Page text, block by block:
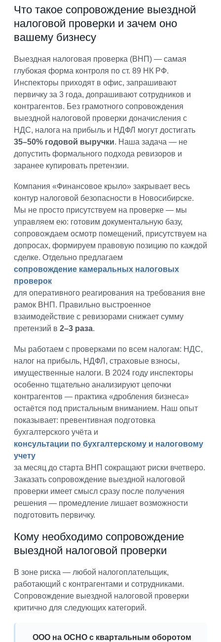
Что такое сопровождение выездной
налоговой проверки и зачем оно
вашему бизнесу
Выездная налоговая проверка (ВНП) — самая
глубокая форма контроля по ст. 89 НК РФ.
Инспекторы приходят в офис, запрашивают
первичку за 3 года, допрашивают сотрудников и
контрагентов. Без грамотного сопровождения
выездной налоговой проверки доначисления с
НДС, налога на прибыль и НДФЛ могут достигать
35–50% годовой выручки. Наша задача — не
допустить формального подхода ревизоров и
заранее купировать претензии.
Компания «Финансовое крыло» закрывает весь
контур налоговой безопасности в Новосибирске.
Мы не просто присутствуем на проверке — мы
управляем ею: готовим документальную базу,
сопровождаем осмотр помещений, присутствуем на
допросах, формируем правовую позицию по каждой
сделке. Отдельно предлагаем
сопровождение камеральных налоговых
проверок
для оперативного реагирования на требования вне
рамок ВНП. Правильно выстроенное
взаимодействие с ревизорами снижает сумму
претензий в 2–3 раза.
Мы работаем с проверками по всем налогам: НДС,
налог на прибыль, НДФЛ, страховые взносы,
имущественные налоги. В 2024 году инспекторы
особенно тщательно анализируют цепочки
контрагентов — практика «дробления бизнеса»
остаётся под пристальным вниманием. Наш опыт
показывает: превентивная подготовка
бухгалтерского учёта и
консультации по бухгалтерскому и налоговому
учету
за месяц до старта ВНП сокращают риски вчетверо.
Заказать сопровождение выездной налоговой
проверки имеет смысл сразу после получения
решения — промедление лишает возможности
подготовить первичку.
Кому необходимо сопровождение
выездной налоговой проверки
В зоне риска — любой налогоплательщик,
работающий с контрагентами и сотрудниками.
Сопровождение выездной налоговой проверки
критично для следующих категорий.
ООО на ОСНО с квартальным оборотом